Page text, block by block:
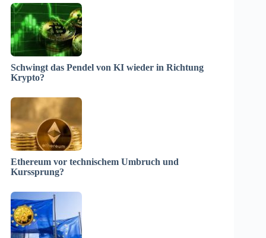
Schwingt das Pendel von KI wieder in Richtung
Krypto?
Ethereum vor technischem Umbruch und
Kurssprung?